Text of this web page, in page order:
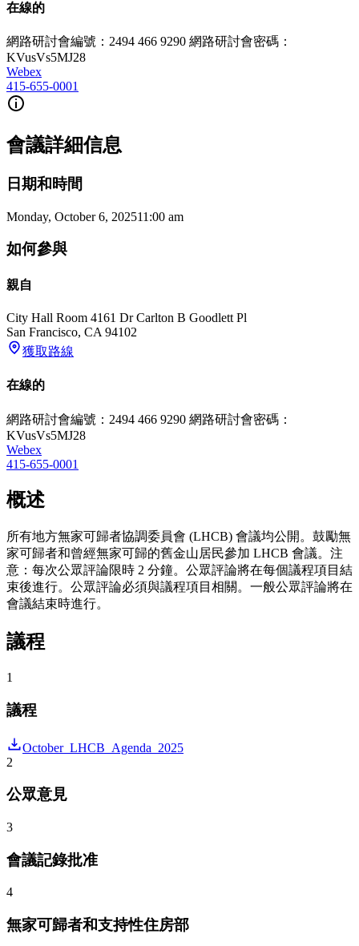
在線的
網路研討會編號：2494 466 9290 網路研討會密碼：
KVusVs5MJ28
Webex
415-655-0001
會議詳細信息
日期和時間
Monday, October 6, 202511:00 am
如何參與
親自
City Hall Room 4161 Dr Carlton B Goodlett Pl
San Francisco, CA 94102
獲取路線
在線的
網路研討會編號：2494 466 9290 網路研討會密碼：
KVusVs5MJ28
Webex
415-655-0001
概述
所有地方無家可歸者協調委員會 (LHCB) 會議均公開。鼓勵無
家可歸者和曾經無家可歸的舊金山居民參加 LHCB 會議。注
意：每次公眾評論限時 2 分鐘。公眾評論將在每個議程項目結
束後進行。公眾評論必須與議程項目相關。一般公眾評論將在
會議結束時進行。
議程
1
議程
October_LHCB_Agenda_2025
2
公眾意見
3
會議記錄批准
4
無家可歸者和支持性住房部